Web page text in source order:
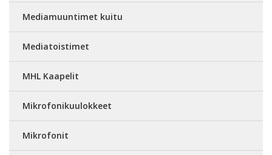
Mediamuuntimet kuitu
Mediatoistimet
MHL Kaapelit
Mikrofonikuulokkeet
Mikrofonit